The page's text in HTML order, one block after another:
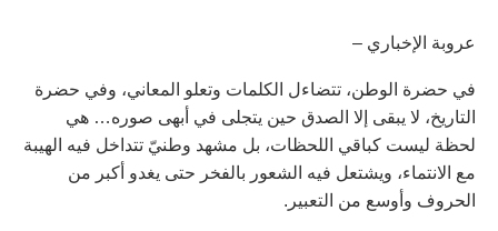
عروبة الإخباري –
في حضرة الوطن، تتضاءل الكلمات وتعلو المعاني، وفي حضرة
التاريخ، لا يبقى إلا الصدق حين يتجلى في أبهى صوره… هي
لحظة ليست كباقي اللحظات، بل مشهد وطنيّ تتداخل فيه الهيبة
مع الانتماء، ويشتعل فيه الشعور بالفخر حتى يغدو أكبر من
الحروف وأوسع من التعبير.